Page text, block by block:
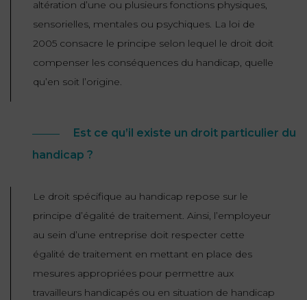
INDEMNITÉ DE
LICENCIEMENT
PRÉJUDICE
ADMINISTRATIF
ET
PROPRIÉTÉ
INTELLECTUELLE
DISTRIBUTION
DIFFICULTÉ
AGN
HAUSSMANN
altération d’une ou plusieurs fonctions physiques,
sensorielles, mentales ou psychiques. La loi de
2005 consacre le principe selon lequel le droit doit
compenser les conséquences du handicap, quelle
qu’en soit l’origine.
Est ce qu’il existe un droit particulier du
handicap ?
Le droit spécifique au handicap repose sur le
principe d’égalité de traitement. Ainsi, l’employeur
au sein d’une entreprise doit respecter cette
égalité de traitement en mettant en place des
mesures appropriées pour permettre aux
travailleurs handicapés ou en situation de handicap